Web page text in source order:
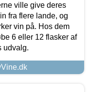
ville give deres
fra flere lande, og
vin på. Hos dem
6 eller 12 flasker af
udvalg.